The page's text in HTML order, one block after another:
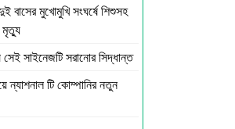
বাসের মুখোমুখি সংঘর্ষে শিশুসহ
সাইনেজটি সরানোর সিদ্ধান্ত
ন্যাশনাল টি কোম্পানির নতুন